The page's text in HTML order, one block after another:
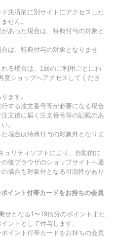
決済前に別サイトにアクセスした
せん。
あった場合は、特典付与の対象と
は、特典付与の対象となりませ
る場合は、1回のご利用ごとにわ
度ショップへアクセスしてくださ
ます。
する注文番号等が必要になる場合
文後に届く注文番号等の記載のあ
。
場合は特典付与の対象外となりま
リティソフトにより、自動的に
後ブラウザのショップサイトへ遷
場合も対象外となる可能性があり
イント付帯カードをお持ちの会員
せとなる1〜19倍分のポイントまた
ントとして付与します。
イント付帯カードをお持ちの会員